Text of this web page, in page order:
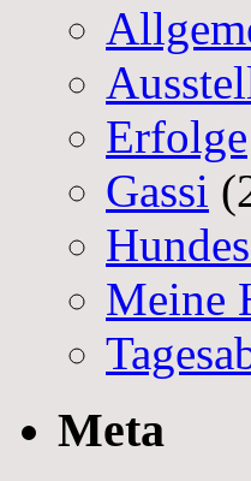
Erfolge
Gassi
Meine
Meta